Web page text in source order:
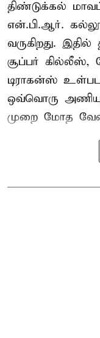
திண்டுக்கல்
என்.பி.ஆர்.
வருகிறது.
சூப்பர்
டிராகன்ஸ்
ஒவ்வொரு
முறை மோத